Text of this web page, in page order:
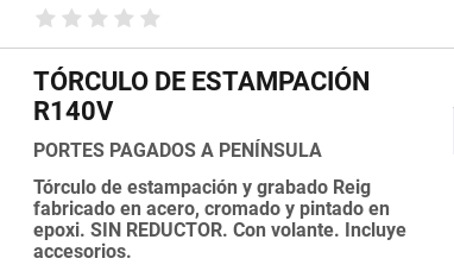
TÓRCULO DE ESTAMPACIÓN
R140V
PORTES PAGADOS A PENÍNSULA
Tórculo de estampación y grabado Reig
fabricado en acero, cromado y pintado en
epoxi. SIN REDUCTOR. Con volante. Incluye
accesorios.